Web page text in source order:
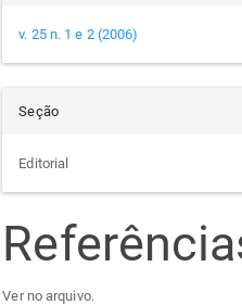
v. 25 n. 1 e 2 (2006)
Seção
Editorial
Ver no arquivo.